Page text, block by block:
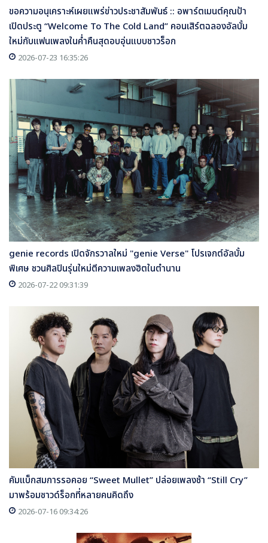
ขอความอนุเคราะห์เผยแพร่ข่าวประชาสัมพันธ์ :: อพาร์ตเมนต์คุณป้า
เปิดประตู “Welcome To The Cold Land” คอนเสิร์ตฉลองอัลบั้ม
ใหม่กับแฟนเพลงในค่ำคืนสุดอบอุ่นแบบชาวร็อก
2026-07-23 16:35:26
genie records เปิดจักรวาลใหม่ "genie Verse" โปรเจกต์อัลบั้ม
พิเศษ ชวนศิลปินรุ่นใหม่ตีความเพลงฮิตในตำนาน
2026-07-22 09:31:39
คัมแบ็กสมการรอคอย “Sweet Mullet” ปล่อยเพลงช้า “Still Cry”
มาพร้อมซาวด์ร็อกที่หลายคนคิดถึง
2026-07-16 09:34:26